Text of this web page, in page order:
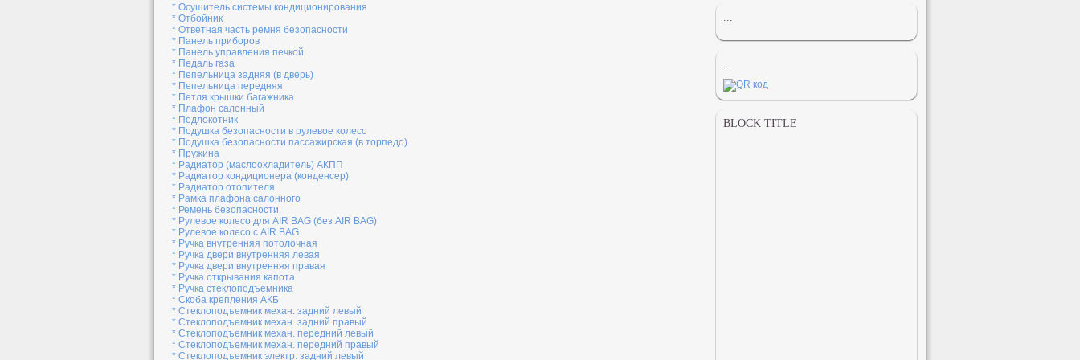
* Осушитель системы кондиционирования
* Отбойник
* Ответная часть ремня безопасности
* Панель приборов
* Панель управления печкой
* Педаль газа
* Пепельница задняя (в дверь)
* Пепельница передняя
* Петля крышки багажника
* Плафон салонный
* Подлокотник
* Подушка безопасности в рулевое колесо
* Подушка безопасности пассажирская (в торпедо)
* Пружина
* Радиатор (маслоохладитель) АКПП
* Радиатор кондиционера (конденсер)
* Радиатор отопителя
* Рамка плафона салонного
* Ремень безопасности
* Рулевое колесо для AIR BAG (без AIR BAG)
* Рулевое колесо с AIR BAG
* Ручка внутренняя потолочная
* Ручка двери внутренняя левая
* Ручка двери внутренняя правая
* Ручка открывания капота
* Ручка стеклоподъемника
* Скоба крепления АКБ
* Стеклоподъемник механ. задний левый
* Стеклоподъемник механ. задний правый
* Стеклоподъемник механ. передний левый
* Стеклоподъемник механ. передний правый
* Стеклоподъемник электр. задний левый
...
...
BLOCK TITLE